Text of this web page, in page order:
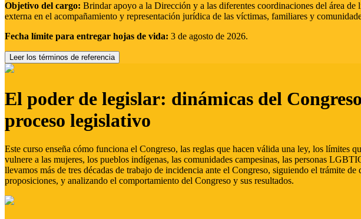
Objetivo del cargo: Brindar apoyo a la Dirección y a las diferentes coordinaciones del área
externa en el acompañamiento y representación jurídica de las víctimas, familiares y
Fecha límite para entregar hojas de vida: 3 de agosto de 2026.
Leer los términos de referencia
El poder de legislar: dinámicas del
proceso legislativo
Este curso enseña cómo funciona el Congreso, las reglas que hacen válida una ley, los límites
vulnere a las mujeres, los pueblos indígenas, las comunidades campesinas, las personas
llevamos más de tres décadas de trabajo de incidencia ante el Congreso, siguiendo el trámite
proposiciones, y analizando el comportamiento del Congreso y sus resultados.